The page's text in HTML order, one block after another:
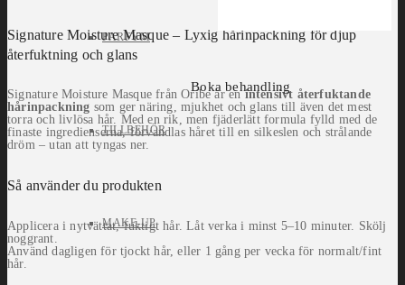
PARFYM
TILLBEHÖR
MAKE-UP
Boka behandling
Signature Moisture Masque – Lyxig hårinpackning för djup
återfuktning och glans
Signature Moisture Masque från Oribe är enintensivt återfuktande
hårinpackning som ger näring, mjukhet och glans till även det mest
torra och livlösa hår. Med en rik, men fjäderlätt formula fylld med de
finaste ingredienserna, förvandlas håret till en silkeslen och strålande
dröm – utan att tyngas ner.
Så använder du produkten
Applicera i nytvättat, fuktigt hår. Låt verka i minst 5–10 minuter. Skölj
noggrant.
Använd dagligen för tjockt hår, eller 1 gång per vecka för normalt/fint
hår.